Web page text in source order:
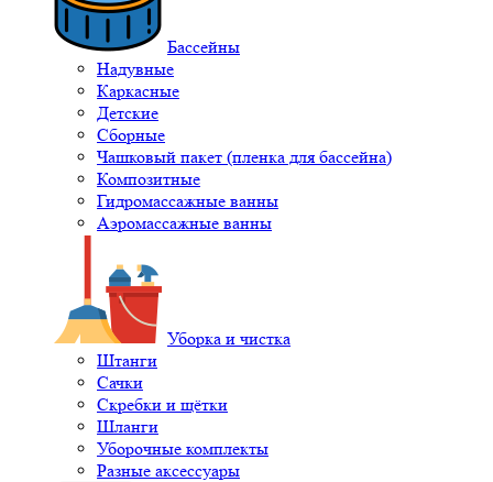
Бассейны
Надувные
Каркасные
Детские
Сборные
Чашковый пакет (пленка для бассейна)
Композитные
Гидромассажные ванны
Аэромассажные ванны
Уборка и чистка
Штанги
Сачки
Скребки и щётки
Шланги
Уборочные комплекты
Разные аксессуары